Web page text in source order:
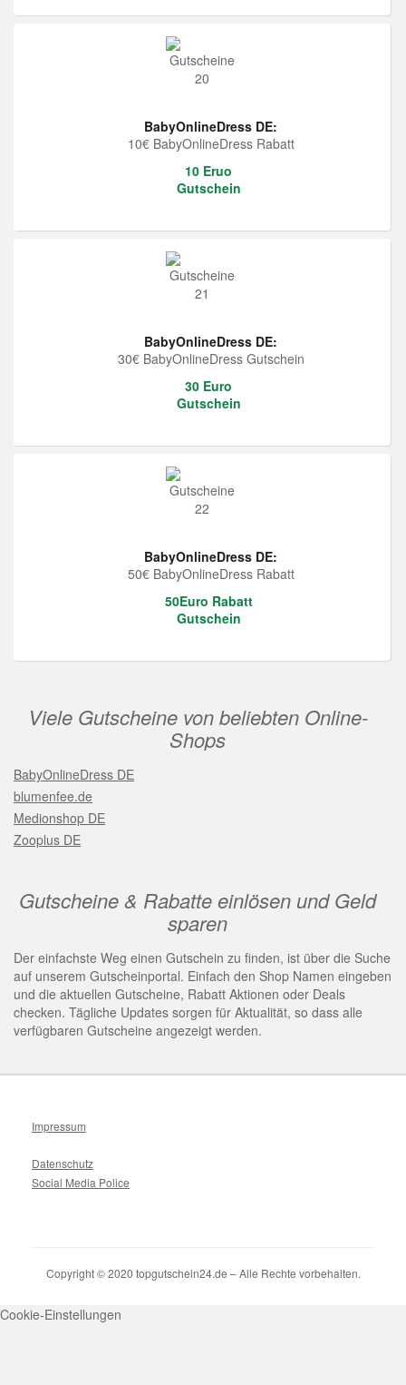
BabyOnlineDress DE:
10€ BabyOnlineDress Rabatt
10 Eruo
Gutschein
BabyOnlineDress DE:
30€ BabyOnlineDress Gutschein
30 Euro
Gutschein
BabyOnlineDress DE:
50€ BabyOnlineDress Rabatt
50Euro Rabatt
Gutschein
Viele Gutscheine von beliebten Online-
Shops
BabyOnlineDress DE
blumenfee.de
Medionshop DE
Zooplus DE
Gutscheine & Rabatte einlösen und Geld
sparen
Der einfachste Weg einen Gutschein zu finden, ist über die Suche
auf unserem Gutscheinportal. Einfach den Shop Namen eingeben
und die aktuellen Gutscheine, Rabatt Aktionen oder Deals
checken. Tägliche Updates sorgen für Aktualität, so dass alle
verfügbaren Gutscheine angezeigt werden.
Impressum
Datenschutz
Social Media Police
Copyright © 2020 topgutschein24.de – Alle Rechte vorbehalten.
Cookie-Einstellungen